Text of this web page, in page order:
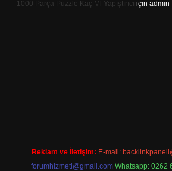
1000 Parça Puzzle Kaç Ml Yapıştırıcı için admin
Reklam ve İletişim: E-mail:
forumhizmeti@gmail.com Whatsapp: 0262